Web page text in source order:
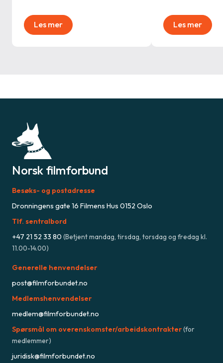
Les mer Les mer
Norsk filmforbund
Besøks- og postadresse
Dronningens gate 16 Filmens Hus 0152 Oslo
Tlf. sentralbord
+47 21 52 33 80 (Betjent mandag, tirsdag, torsdag og fredag kl.
11.00-14.00)
Generelle henvendelser
post@filmforbundet.no
Medlemshenvendelser
medlem@filmforbundet.no
Spørsmål om overenskomster/arbeidskontrakter(for
medlemmer)
juridisk@filmforbundet.no